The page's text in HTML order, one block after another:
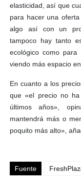
elasticidad, así que
para hacer una oferta
algo así con un
tampoco hay tanto
ecológico como
viendo más espacio
En cuanto a los
que «el precio no
últimos años»,
mantendrá más o
poquito más alto»,
Fuente